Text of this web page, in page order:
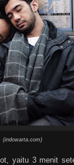
(indowarta.com)
yaitu 3 menit